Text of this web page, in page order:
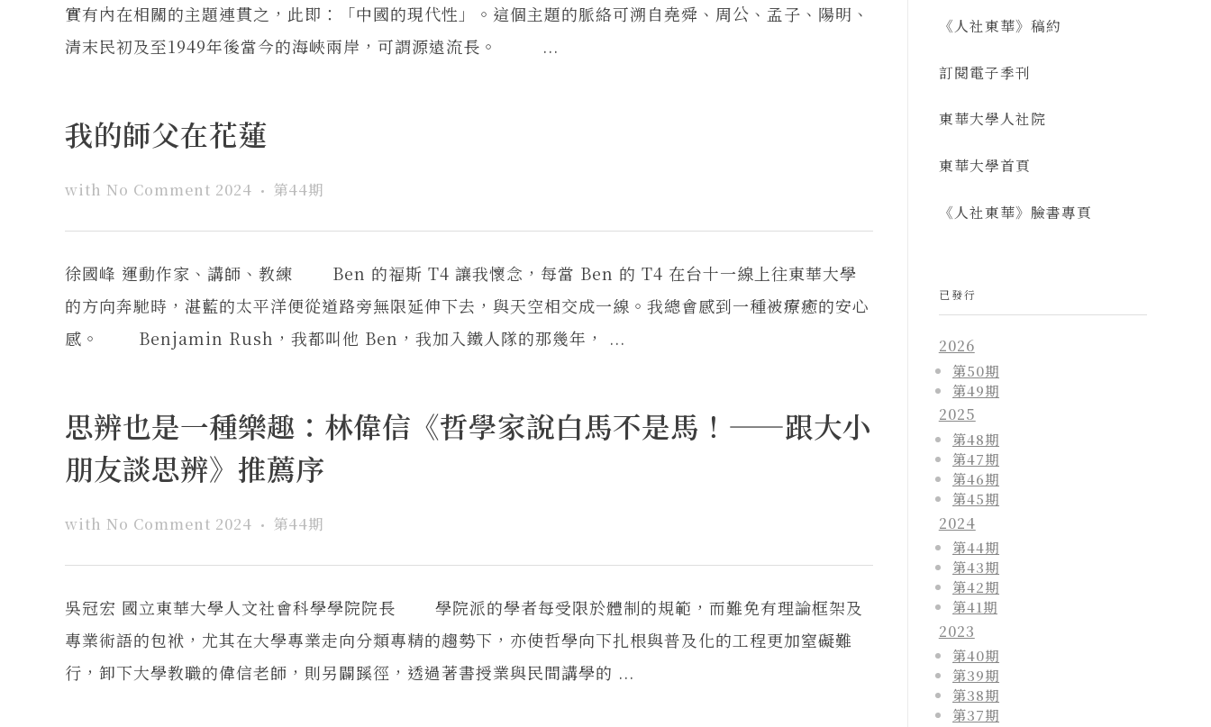
實有內在相關的主題連貫之，此即：「中國的現代性」。這個主題的脈絡可溯自堯舜、周公、孟子、陽明、
清末民初及至1949年後當今的海峽兩岸，可謂源遠流長。 ...
我的師父在花蓮
with No Comment 2024 第44期
徐國峰 運動作家、講師、教練 Ben 的福斯 T4 讓我懷念，每當 Ben 的 T4 在台十一線上往東華大學
的方向奔馳時，湛藍的太平洋便從道路旁無限延伸下去，與天空相交成一線。我總會感到一種被療癒的安心
感。 Benjamin Rush，我都叫他 Ben，我加入鐵人隊的那幾年， ...
思辨也是一種樂趣：林偉信《哲學家說白馬不是馬！——跟大小
朋友談思辨》推薦序
with No Comment 2024 第44期
吳冠宏 國立東華大學人文社會科學學院院長 學院派的學者每受限於體制的規範，而難免有理論框架及
專業術語的包袱，尤其在大學專業走向分類專精的趨勢下，亦使哲學向下扎根與普及化的工程更加窒礙難
行，卸下大學教職的偉信老師，則另闢蹊徑，透過著書授業與民間講學的 ...
《人社東華》稿約
訂閱電子季刊
東華大學人社院
東華大學首頁
《人社東華》臉書專頁
已發行
2026
第50期
第49期
2025
第48期
第47期
第46期
第45期
2024
第44期
第43期
第42期
第41期
2023
第40期
第39期
第38期
第37期